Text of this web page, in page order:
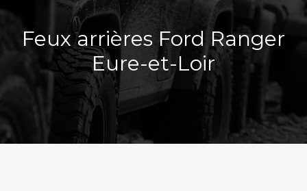
Feux arrières Ford Ranger
Eure-et-Loir